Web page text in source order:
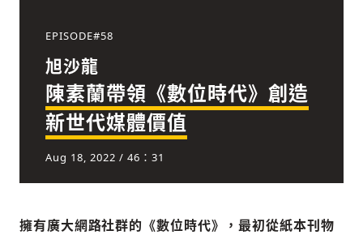
EPISODE#58
旭沙龍
陳素蘭帶領《數位時代》創造
新世代媒體價值
Aug 18, 2022 / 46：31
擁有廣大網路社群的《數位時代》，最初從紙本刊物